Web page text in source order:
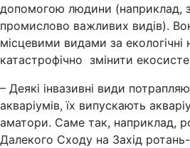
допомогою людини (наприклад,
промислово важливих видів).
місцевими видами за екологічні
катастрофічно змінити
– Деякі інвазивні види
акваріумів, їх випускають
аматори. Саме так, наприклад,
Далекого Сходу на Захід